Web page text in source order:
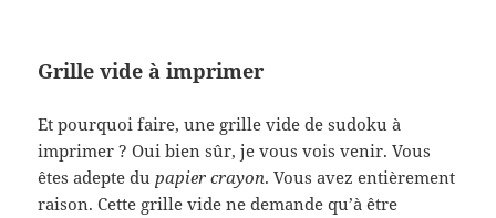
Grille vide à imprimer
Et pourquoi faire, une grille vide de sudoku à
imprimer ? Oui bien sûr, je vous vois venir. Vous
êtes adepte dupapier crayon. Vous avez entièrement
raison. Cette grille vide ne demande qu’à être